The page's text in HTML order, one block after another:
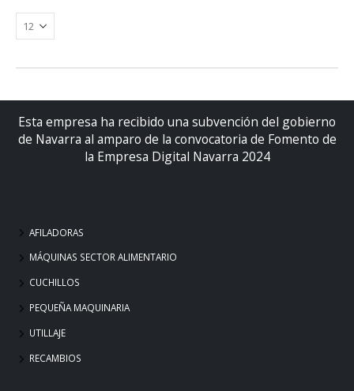
Esta empresa ha recibido una subvención del gobierno
de Navarra al amparo de la convocatoria de Fomento de
la Empresa Digital Navarra 2024
AFILADORAS
MÁQUINAS SECTOR ALIMENTARIO
CUCHILLOS
PEQUEÑA MAQUINARIA
UTILLAJE
RECAMBIOS